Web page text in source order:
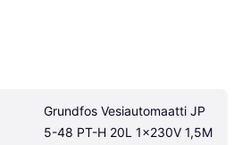
Grundfos Vesiautomaatti JP
5-48 PT-H 20L 1x230V 1,5M